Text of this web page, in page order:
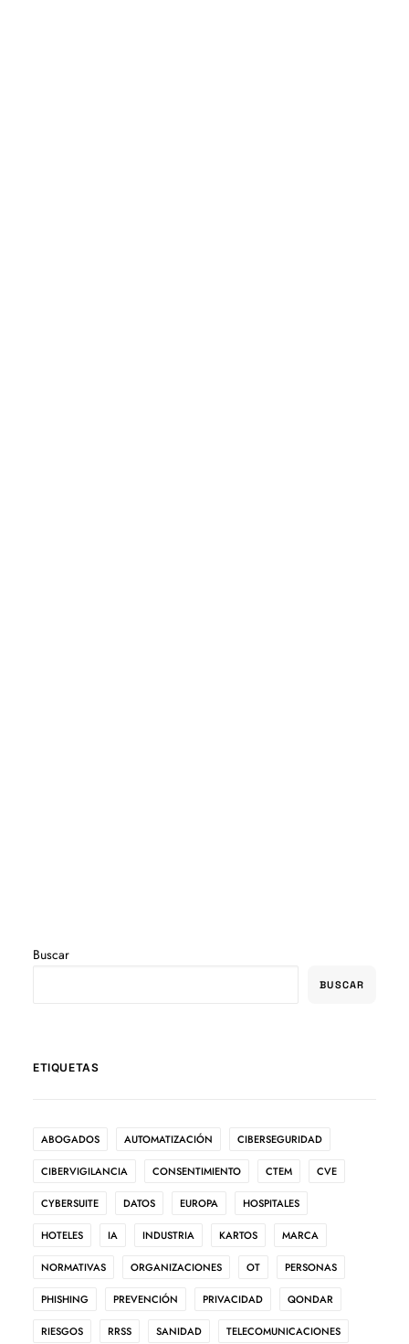
Buscar
BUSCAR
ETIQUETAS
ABOGADOS AUTOMATIZACIÓN CIBERSEGURIDAD
CIBERVIGILANCIA CONSENTIMIENTO CTEM CVE
CYBERSUITE DATOS EUROPA HOSPITALES
HOTELES IA INDUSTRIA KARTOS MARCA
NORMATIVAS ORGANIZACIONES OT PERSONAS
PHISHING PREVENCIÓN PRIVACIDAD QONDAR
RIESGOS RRSS SANIDAD TELECOMUNICACIONES